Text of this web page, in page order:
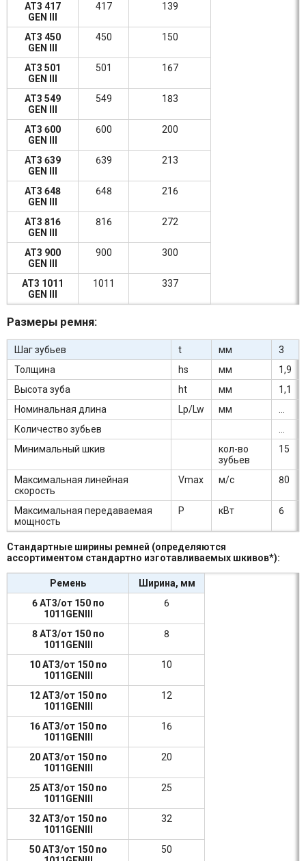
AT3 417
GEN III
417 139
AT3 450
GEN III
450 150
AT3 501
GEN III
501 167
AT3 549
GEN III
549 183
AT3 600
GEN III
600 200
AT3 639
GEN III
639 213
AT3 648
GEN III
648 216
AT3 816
GEN III
816 272
AT3 900
GEN III
900 300
AT3 1011
GEN III
1011 337
Размеры ремня:
Шаг зубьев t мм
3
Толщина
hs мм
1,9
Высота зуба
ht мм
1,1
Номинальная длина
Lp/Lw мм
Количество зубьев
Минимальный шкив
кол-во
зубьев
15
Максимальная линейная
скорость
Vmax м/c 80
Максимальная передаваемая
мощность
P кВт 6
Стандартные ширины ремней (определяются
ассортиментом стандартно изготавливаемых шкивов*):
Ремень
Ширина, мм
6 AT3/от 150 по
1011GENIII
6
8 AT3/от 150 по
1011GENIII
8
10 AT3/от 150 по
1011GENIII
10
12 AT3/от 150 по
1011GENIII
12
16 AT3/от 150 по
1011GENIII
16
20 AT3/от 150 по
1011GENIII
20
25 AT3/от 150 по
1011GENIII
25
32 AT3/от 150 по
1011GENIII
32
50 AT3/от 150 по
50